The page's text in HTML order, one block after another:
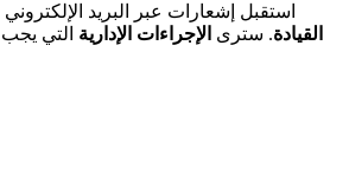
. استقبل إشعارات عبر البريد
القيادة. سترى الإجراءات الإدارية التي